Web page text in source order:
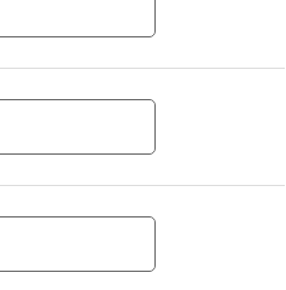
供することはありません。
困難であるとき
意を得ることが困難であるとき
に対して協力する必要がある場